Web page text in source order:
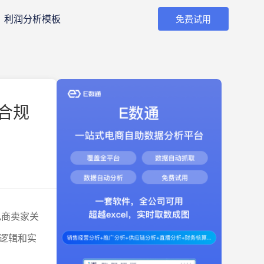
利润分析模板 免费试用
规
卖家关
辑和实